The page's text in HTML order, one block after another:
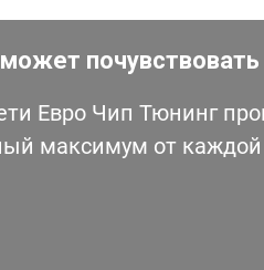
почувствовать
Евро Чип Тюнинг
максимум от